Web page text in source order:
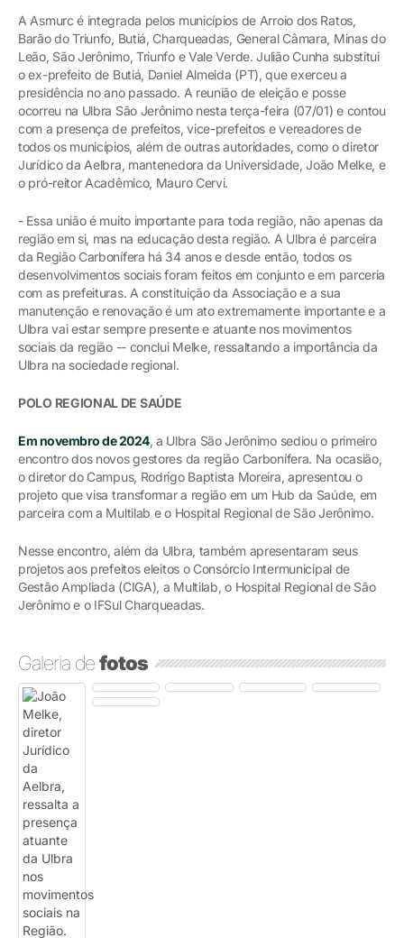
A Asmurc é integrada pelos municípios de Arroio dos Ratos,
Barão do Triunfo, Butiá, Charqueadas, General Câmara, Minas do
Leão, São Jerônimo, Triunfo e Vale Verde. Julião Cunha substitui
o ex-prefeito de Butiá, Daniel Almeida (PT), que exerceu a
presidência no ano passado. A reunião de eleição e posse
ocorreu na Ulbra São Jerônimo nesta terça-feira (07/01) e contou
com a presença de prefeitos, vice-prefeitos e vereadores de
todos os municípios, além de outras autoridades, como o diretor
Jurídico da Aelbra, mantenedora da Universidade, João Melke, e
o pró-reitor Acadêmico, Mauro Cervi.
- Essa união é muito importante para toda região, não apenas da
região em si, mas na educação desta região. A Ulbra é parceira
da Região Carbonífera há 34 anos e desde então, todos os
desenvolvimentos sociais foram feitos em conjunto e em parceria
com as prefeituras. A constituição da Associação e a sua
manutenção e renovação é um ato extremamente importante e a
Ulbra vai estar sempre presente e atuante nos movimentos
sociais da região -- conclui Melke, ressaltando a importância da
Ulbra na sociedade regional.
POLO REGIONAL DE SAÚDE
Em novembro de 2024, a Ulbra São Jerônimo sediou o primeiro
encontro dos novos gestores da região Carbonífera. Na ocasião,
o diretor do Campus, Rodrigo Baptista Moreira, apresentou o
projeto que visa transformar a região em um Hub da Saúde, em
parceira com a Multilab e o Hospital Regional de São Jerônimo.
Nesse encontro, além da Ulbra, também apresentaram seus
projetos aos prefeitos eleitos o Consórcio Intermunicipal de
Gestão Ampliada (CIGA), a Multilab, o Hospital Regional de São
Jerônimo e o IFSul Charqueadas.
Galeria defotos